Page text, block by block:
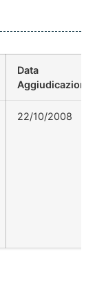
Data
Aggiudicazione
22/10/2008